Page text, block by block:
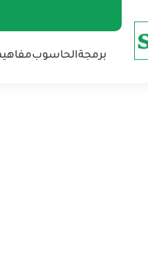
برمجةالحاسوب